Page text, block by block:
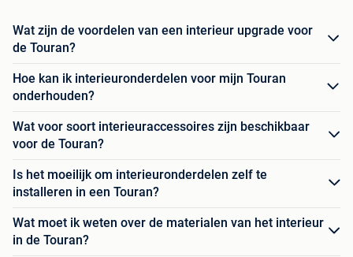
Wat zijn de voordelen van een interieur upgrade voor
de Touran?
Hoe kan ik interieuronderdelen voor mijn Touran
onderhouden?
Wat voor soort interieuraccessoires zijn beschikbaar
voor de Touran?
Is het moeilijk om interieuronderdelen zelf te
installeren in een Touran?
Wat moet ik weten over de materialen van het interieur
in de Touran?